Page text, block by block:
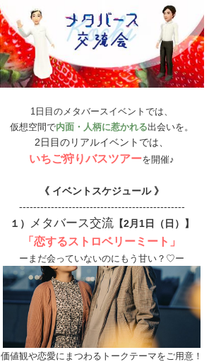
1日目のメタバースイベントでは、
仮想空間で内面・人柄に惹かれる出会いを。
2日目のリアルイベントでは、
いちご狩りバスツアーを開催♪
《 イベントスケジュール 》
-----------------------------------------------
１）
メタバース交流【2月1日（日）】
「恋するストロベリーミート」
ーまだ会っていないのにもう甘い？♡ー
価値観や恋愛にまつわるトークテーマをご用意！